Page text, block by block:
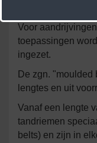
Voor
toepassingen
ingezet.
De zgn. "moulded
lengtes en uit
Vanaf een lengte
tandriemen
belts) en zijn in